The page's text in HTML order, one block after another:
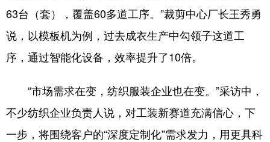
63台（套），覆盖60多道工序。”裁剪中心厂长王秀勇
说，以模板机为例，过去成衣生产中勾领子这道工
序，通过智能化设备，效率提升了10倍。
“市场需求在变，纺织服装企业也在变。”采访中，
不少纺织企业负责人说，对工装新赛道充满信心，下
一步，将围绕客户的“深度定制化”需求发力，用更具科